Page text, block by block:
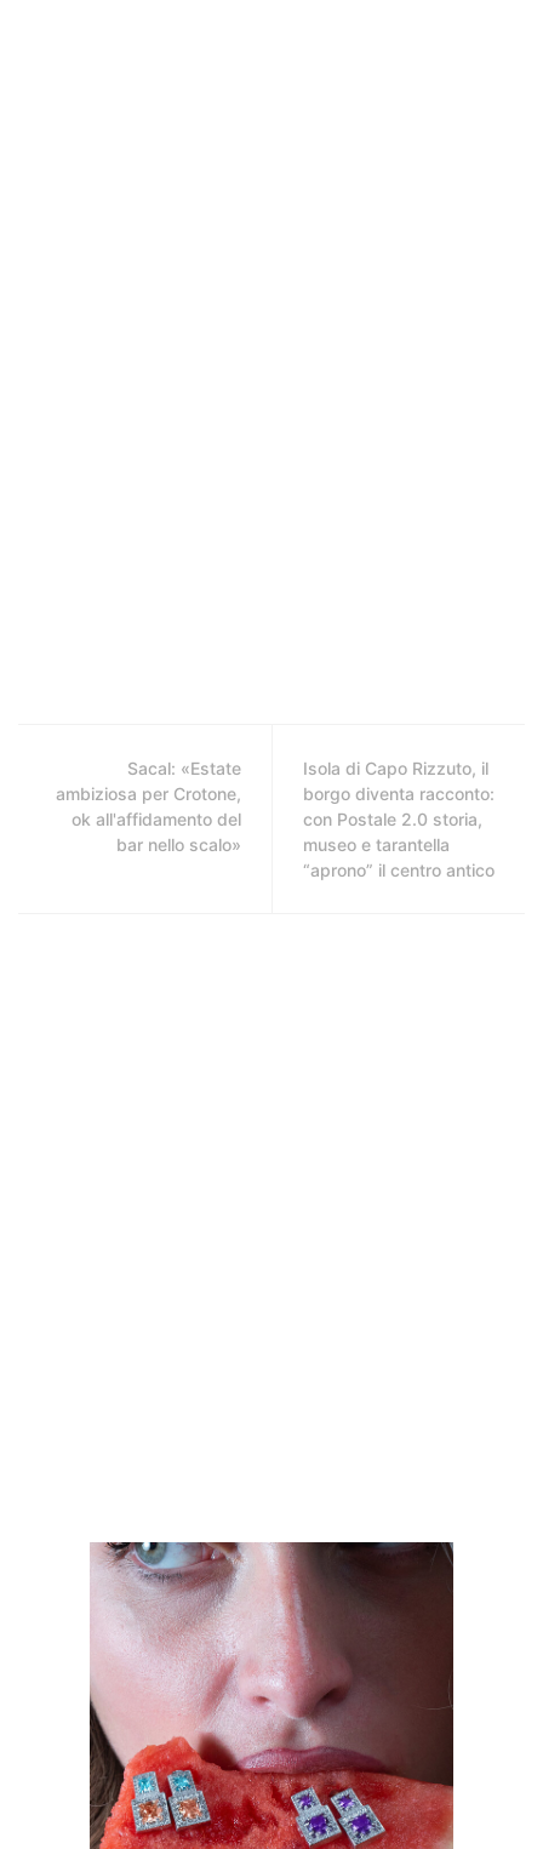
Sacal: «Estate
ambiziosa per Crotone,
ok all'affidamento del
bar nello scalo»
Isola di Capo Rizzuto, il
borgo diventa racconto:
con Postale 2.0 storia,
museo e tarantella
“aprono” il centro antico